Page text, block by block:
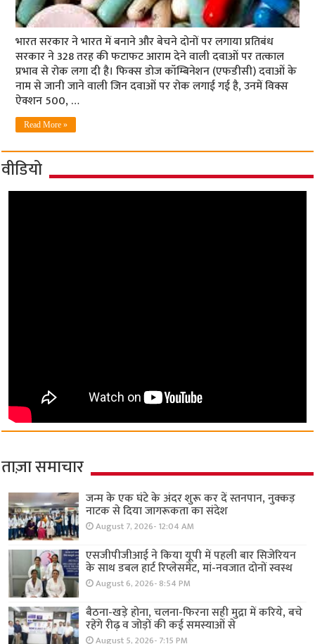
भारत सरकार ने भारत में बनाने और बेचने दोनों पर लगाया प्रतिबंध
सरकार ने 328 तरह की फटाफट आराम देने वाली दवाओं पर तत्काल
प्रभाव से रोक लगा दी है। फिक्स डोज कॉम्बिनेशन (एफडीसी) दवाओं के
नाम से जानी जाने वाली जिन दवाओं पर रोक लगाई गई है, उनमें विक्स
ऐक्शन 500, …
Read More »
वीडियो
ताज़ा समाचार
जन्म के एक घंटे के अंदर शुरू कर दें स्तनपान, नुक्कड़
नाटक से दिया जागरूकता का संदेश
August 7, 2026- 12:04 AM
एसजीपीजीआई ने किया यूपी में पहली बार सिजेरियन
के साथ डबल हार्ट रिप्लेसमेंट, मां-नवजात दोनों स्वस्थ
August 6, 2026- 8:54 PM
बैठना-खड़े होना, चलना-फिरना सही मुद्रा में करिये, बचे
रहेंगे रीढ़ व जोड़ों की कई समस्याओं से
August 5, 2026- 7:15 PM